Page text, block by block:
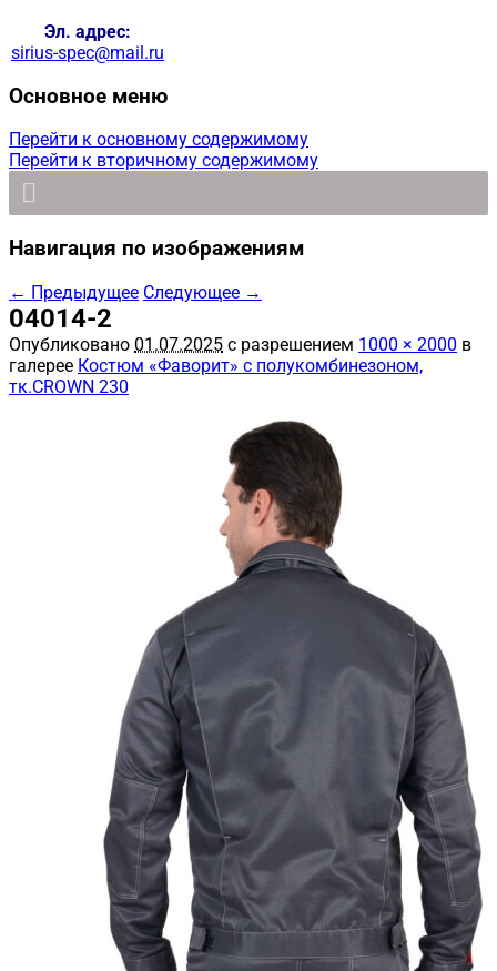
Эл. адрес:
sirius-spec@mail.ru
Основное меню
Перейти к основному содержимому
Перейти к вторичному содержимому
Навигация по изображениям
← Предыдущее Следующее →
04014-2
Опубликовано 01.07.2025 с разрешением 1000 × 2000 в
галерее Костюм «Фаворит» с полукомбинезоном,
тк.CROWN 230